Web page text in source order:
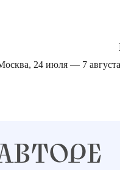
24 июля ­— 7